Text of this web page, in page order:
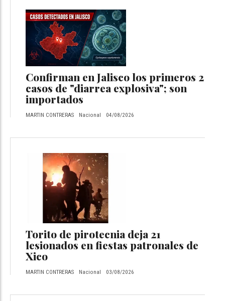
Confirman en Jalisco los primeros 2
casos de "diarrea explosiva"; son
importados
MARTIN CONTRERAS Nacional 04/08/2026
Torito de pirotecnia deja 21
lesionados en fiestas patronales de
Xico
MARTIN CONTRERAS Nacional 03/08/2026